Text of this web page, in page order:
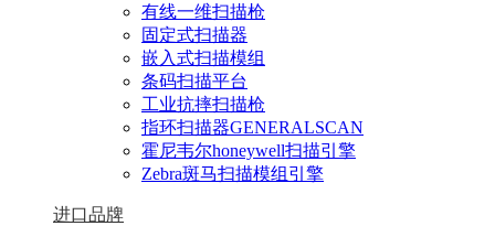
有线一维扫描枪
固定式扫描器
嵌入式扫描模组
条码扫描平台
工业抗摔扫描枪
指环扫描器GENERALSCAN
霍尼韦尔honeywell扫描引擎
Zebra斑马扫描模组引擎
进口品牌